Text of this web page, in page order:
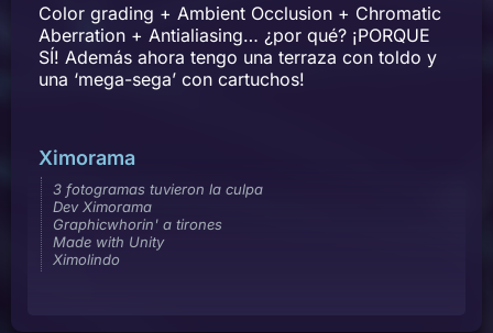
Color grading + Ambient Occlusion + Chromatic
Aberration + Antialiasing… ¿por qué? ¡PORQUE
SÍ! Además ahora tengo una terraza con toldo y
una ‘mega-sega’ con cartuchos!
Ximorama
3 fotogramas tuvieron la culpa
Dev Ximorama
Graphicwhorin' a tirones
Made with Unity
Ximolindo